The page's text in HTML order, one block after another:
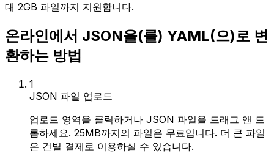
대 2GB 파일까지 지원합니다.
온라인에서 JSON을(를) YAML(으)로 변
환하는 방법
1
JSON 파일 업로드
업로드 영역을 클릭하거나 JSON 파일을 드래그 앤 드
롭하세요. 25MB까지의 파일은 무료입니다. 더 큰 파일
은 건별 결제로 이용하실 수 있습니다.